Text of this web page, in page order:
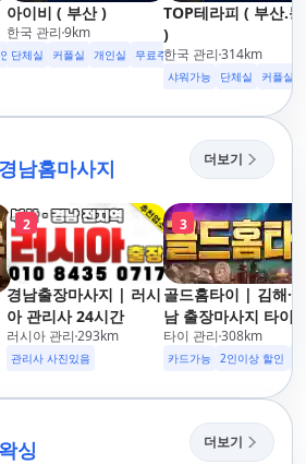
실 수면가능 무료주차 24시영업
아이비 ( 부산 )
한국 관리 9km
단체실 커플실 개인실 무료주차 수면가능 샤워가능
TOP테라피 ( 부산.
)
한국 관리 314km
샤워가능 단체실 커플실
경남홈마사지 더보기
2
경남출장마사지 | 러시
아 관리사 24시간
러시아 관리 293km
관리사 사진있음
3
골드홈타이 | 김해·경
남 출장마사지 타이·
로마·스웨디시
타이 관리 308km
카드가능 2인이상 할인
왁싱 더보기